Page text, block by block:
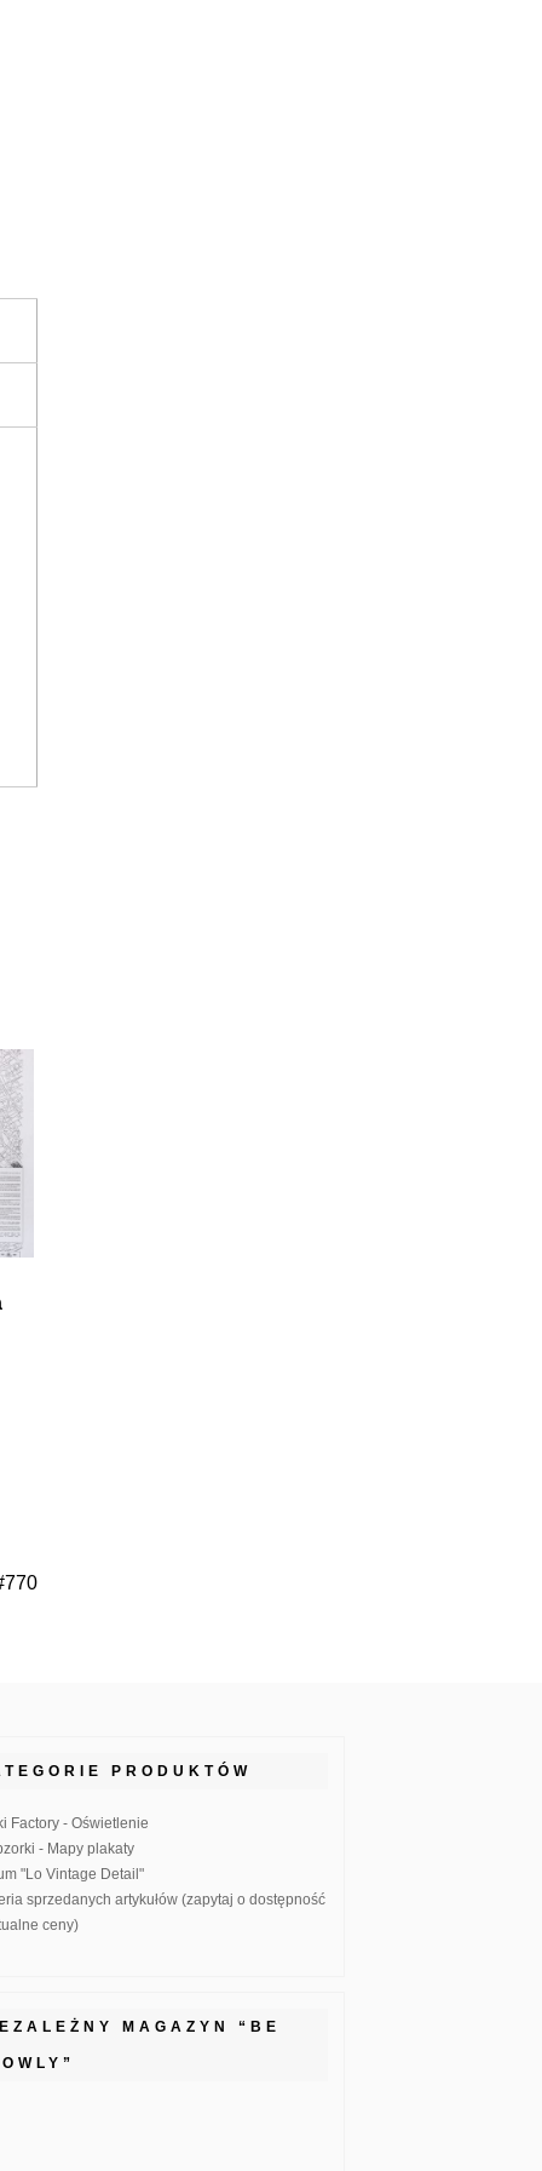
PRODUKTÓW
Factory - Oświetlenie
- Mapy plakaty
"Lo Vintage Detail"
sprzedanych artykułów (zapytaj o dostępność
ceny)
MAGAZYN “BE